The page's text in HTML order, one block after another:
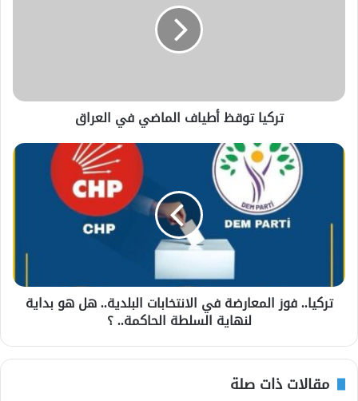
تركيا توقظ أطياف الماضي في العراق
تركيا.. فوز المعارضة في الانتخابات البلدية.. هل هو بداية
لنهاية السلطة الحاكمة.. ؟
مقالات ذات صلة